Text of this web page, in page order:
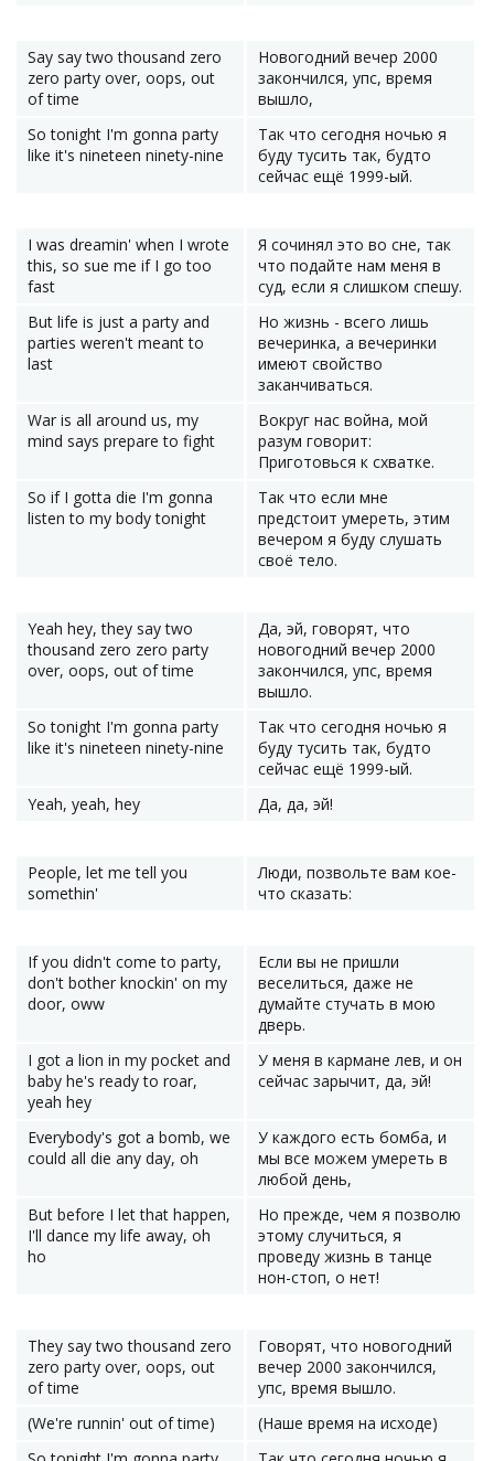
Say say two thousand zero
zero party over, oops, out
of time
Новогодний вечер 2000
закончился, упс, время
вышло,
So tonight I'm gonna party
like it's nineteen ninety-nine
Так что сегодня ночью я
буду тусить так, будто
сейчас ещё 1999-ый.
I was dreamin' when I wrote
this, so sue me if I go too
fast
Я сочинял это во сне, так
что подайте нам меня в
суд, если я слишком спешу.
But life is just a party and
parties weren't meant to
last
Но жизнь - всего лишь
вечеринка, а вечеринки
имеют свойство
заканчиваться.
War is all around us, my
mind says prepare to fight
Вокруг нас война, мой
разум говорит:
Приготовься к схватке.
So if I gotta die I'm gonna
listen to my body tonight
Так что если мне
предстоит умереть, этим
вечером я буду слушать
своё тело.
Yeah hey, they say two
thousand zero zero party
over, oops, out of time
Да, эй, говорят, что
новогодний вечер 2000
закончился, упс, время
вышло.
So tonight I'm gonna party
like it's nineteen ninety-nine
Так что сегодня ночью я
буду тусить так, будто
сейчас ещё 1999-ый.
Yeah, yeah, hey
Да, да, эй!
People, let me tell you
somethin'
Люди, позвольте вам кое-
что сказать:
If you didn't come to party,
don't bother knockin' on my
door, oww
Если вы не пришли
веселиться, даже не
думайте стучать в мою
дверь.
I got a lion in my pocket and
baby he's ready to roar,
yeah hey
У меня в кармане лев, и он
сейчас зарычит, да, эй!
Everybody's got a bomb, we
could all die any day, oh
У каждого есть бомба, и
мы все можем умереть в
любой день,
But before I let that happen,
I'll dance my life away, oh
ho
Но прежде, чем я позволю
этому случиться, я
проведу жизнь в танце
нон-стоп, о нет!
They say two thousand zero
zero party over, oops, out
of time
Говорят, что новогодний
вечер 2000 закончился,
упс, время вышло.
(We're runnin' out of time)
(Наше время на исходе)